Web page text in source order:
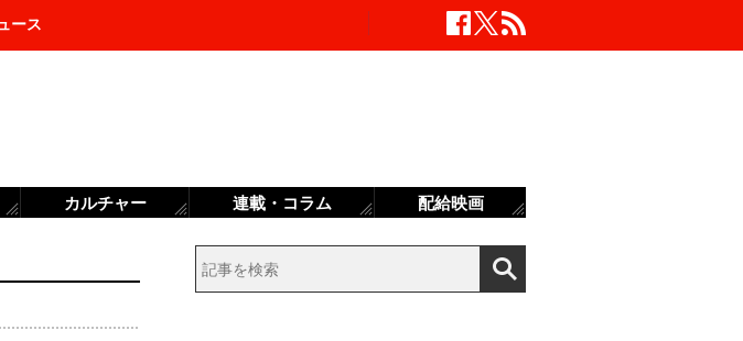
ース
カルチャー 連載・コラム 配給映画